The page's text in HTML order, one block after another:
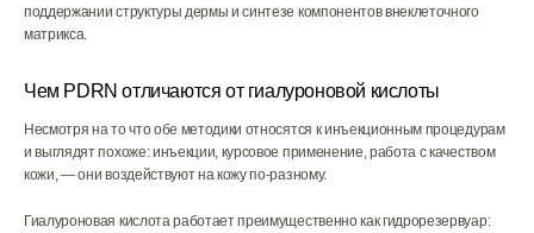
поддержании структуры дермы и синтезе компонентов внеклеточного
матрикса.
Чем PDRN отличаются от гиалуроновой кислоты
Несмотря на то что обе методики относятся к инъекционным процедурам
и выглядят похоже: инъекции, курсовое применение, работа с качеством
кожи, — они воздействуют на кожу по-разному.
Гиалуроновая кислота работает преимущественно как гидрорезервуар: